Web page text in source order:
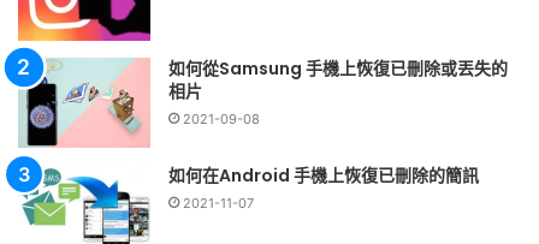
如何從Samsung 手機上恢復已刪除或丟失的
相片
2021-09-08
如何在Android 手機上恢復已刪除的簡訊
2021-11-07